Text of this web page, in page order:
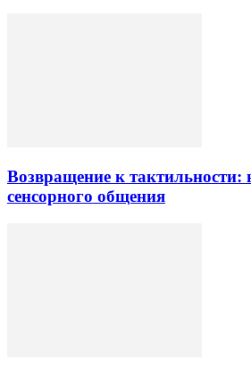
Возвращение к тактильности:
сенсорного общения